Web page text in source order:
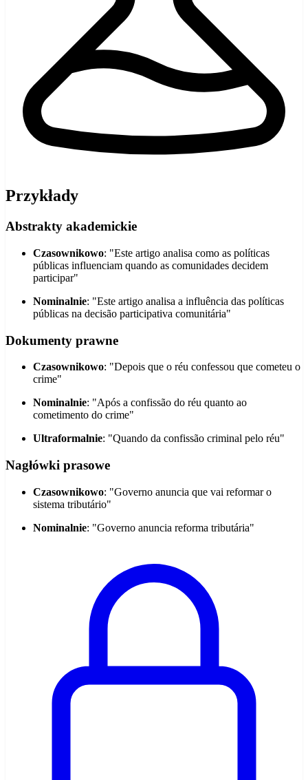
Przykłady
Abstrakty akademickie
Czasownikowo: "Este artigo analisa como as políticas
públicas influenciam quando as comunidades decidem
participar"
Nominalnie: "Este artigo analisa a influência das políticas
públicas na decisão participativa comunitária"
Dokumenty prawne
Czasownikowo: "Depois que o réu confessou que cometeu o
crime"
Nominalnie: "Após a confissão do réu quanto ao
cometimento do crime"
Ultraformalnie: "Quando da confissão criminal pelo réu"
Nagłówki prasowe
Czasownikowo: "Governo anuncia que vai reformar o
sistema tributário"
Nominalnie: "Governo anuncia reforma tributária"